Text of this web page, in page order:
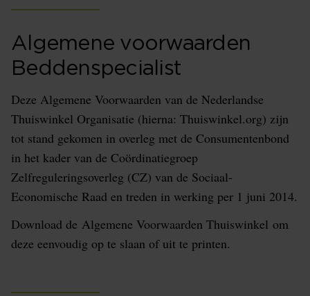
Algemene voorwaarden
Beddenspecialist
Deze Algemene Voorwaarden van de Nederlandse
Thuiswinkel Organisatie (hierna: Thuiswinkel.org) zijn
tot stand gekomen in overleg met de Consumentenbond
in het kader van de Coördinatiegroep
Zelfreguleringsoverleg (CZ) van de Sociaal-
Economische Raad en treden in werking per 1 juni 2014.
Download de Algemene Voorwaarden Thuiswinkel om
deze eenvoudig op te slaan of uit te printen.